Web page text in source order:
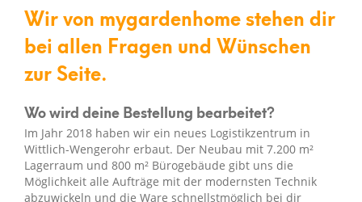
Wir von mygardenhome stehen dir
bei allen Fragen und Wünschen
zur Seite.
Wo wird deine Bestellung bearbeitet?
Im Jahr 2018 haben wir ein neues Logistikzentrum in
Wittlich-Wengerohr erbaut. Der Neubau mit 7.200 m²
Lagerraum und 800 m² Bürogebäude gibt uns die
Möglichkeit alle Aufträge mit der modernsten Technik
abzuwickeln und die Ware schnellstmöglich bei dir